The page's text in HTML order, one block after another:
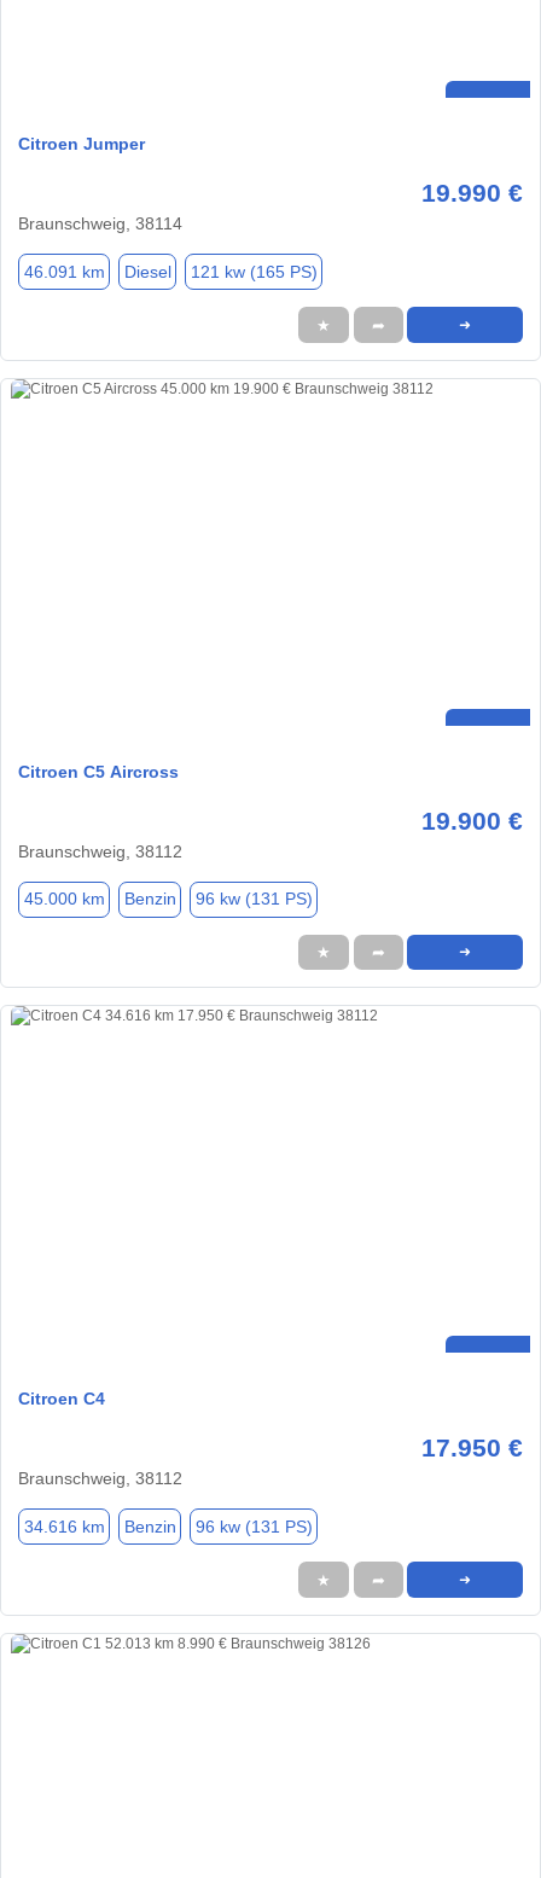
Citroen Jumper
19.990 €
Braunschweig, 38114
46.091 km Diesel 121 kw (165 PS)
★ ➦ ➜
Citroen C5 Aircross
19.900 €
Braunschweig, 38112
45.000 km Benzin 96 kw (131 PS)
★ ➦ ➜
Citroen C4
17.950 €
Braunschweig, 38112
34.616 km Benzin 96 kw (131 PS)
★ ➦ ➜